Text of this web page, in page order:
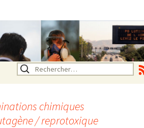
pour
Rechercher :
chimiques
/ reprotoxique